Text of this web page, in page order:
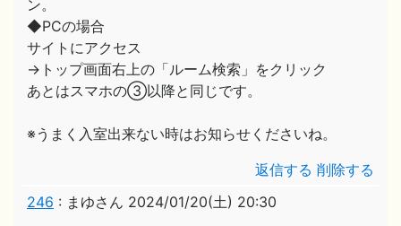
ン。
◆PCの場合
サイトにアクセス
→トップ画面右上の「ルーム検索」をクリック
あとはスマホの③以降と同じです。
※うまく入室出来ない時はお知らせくださいね。
返信する 削除する
246 : まゆさん 2024/01/20(土) 20:30